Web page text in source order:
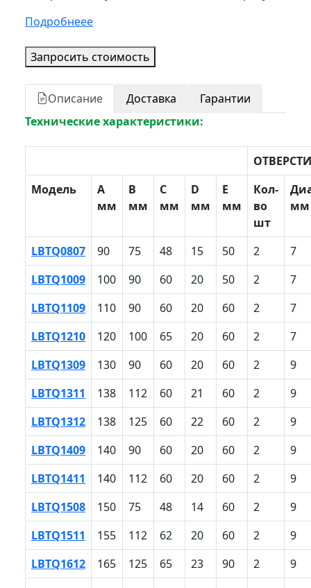
Подробнеее
Запросить стоимость
Описание Доставка
Гарантии
Технические характеристики:
Модель
A
мм
B
мм
С
мм
D
мм
E
мм
Кол-
во
шт
мм
LBTQ0807 90 75 48 15 50 2
7
LBTQ1009
100 90 60 20 50 2
7
LBTQ1109
110 90 60 20 60 2
7
LBTQ1210
120 100 65 20 60 2
7
LBTQ1309
130 90 60 20 60 2
9
LBTQ1311
138 112 60 21 60 2
9
LBTQ1312
138 125 60 22 60 2
9
LBTQ1409
140 90 60 20 60 2
9
LBTQ1411
140 112 60 20 60 2
9
LBTQ1508
150 75 48 14 60 2
9
LBTQ1511
155 112 62 20 60 2
9
LBTQ1612
165 125 65 23 90 2
9